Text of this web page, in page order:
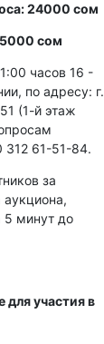
24000 сом
сом
часов 16 -
по адресу: г.
(1-й этаж
312 61-51-84.
за
аукциона,
5 минут до
участия в